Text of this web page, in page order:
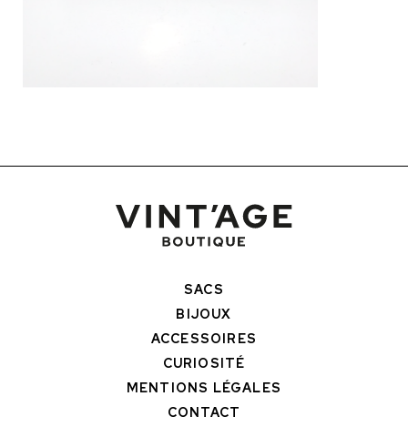
SACS
BIJOUX
ACCESSOIRES
CURIOSITÉ
MENTIONS LÉGALES
CONTACT